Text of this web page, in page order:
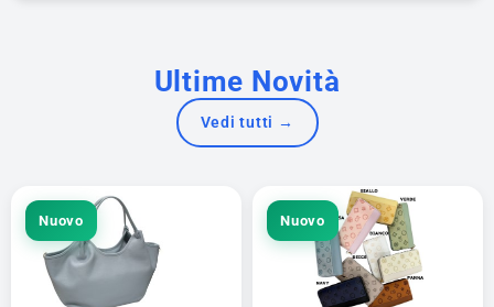
Ultime Novità
Vedi tutti →
Nuovo Nuovo